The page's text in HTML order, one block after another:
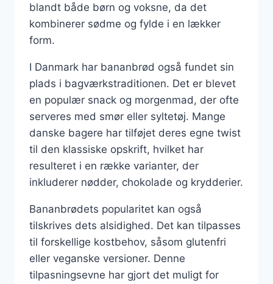
blandt både børn og voksne, da det
kombinerer sødme og fylde i en lækker
form.
I Danmark har bananbrød også fundet sin
plads i bagværkstraditionen. Det er blevet
en populær snack og morgenmad, der ofte
serveres med smør eller syltetøj. Mange
danske bagere har tilføjet deres egne twist
til den klassiske opskrift, hvilket har
resulteret i en række varianter, der
inkluderer nødder, chokolade og krydderier.
Bananbrødets popularitet kan også
tilskrives dets alsidighed. Det kan tilpasses
til forskellige kostbehov, såsom glutenfri
eller veganske versioner. Denne
tilpasningsevne har gjort det muligt for